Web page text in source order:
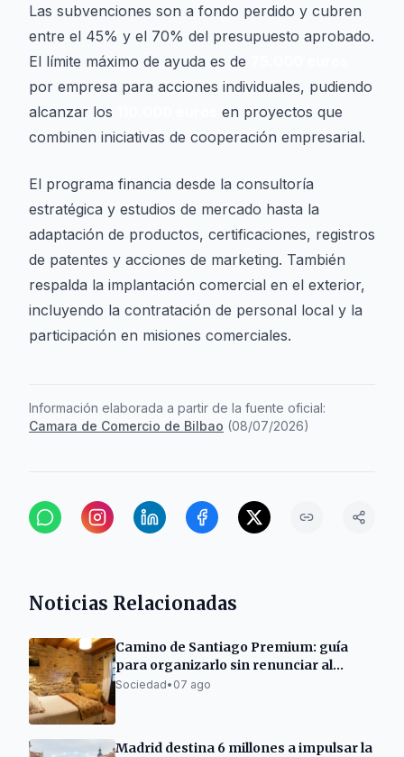
Las subvenciones son a fondo perdido y cubren
entre el 45% y el 70% del presupuesto aprobado.
El límite máximo de ayuda es de
por empresa para acciones individuales, pudiendo
alcanzar los
en proyectos que
combinen iniciativas de cooperación empresarial.
El programa financia desde la consultoría
estratégica y estudios de mercado hasta la
adaptación de productos, certificaciones, registros
de patentes y acciones de marketing. También
respalda la implantación comercial en el exterior,
incluyendo la contratación de personal local y la
participación en misiones comerciales.
Información elaborada a partir de la fuente oficial:
Camara de Comercio de Bilbao (08/07/2026)
Noticias Relacionadas
Camino de Santiago Premium: guía
para organizarlo sin renunciar al
descanso
Sociedad• 07 ago
Madrid destina 6 millones a impulsar la